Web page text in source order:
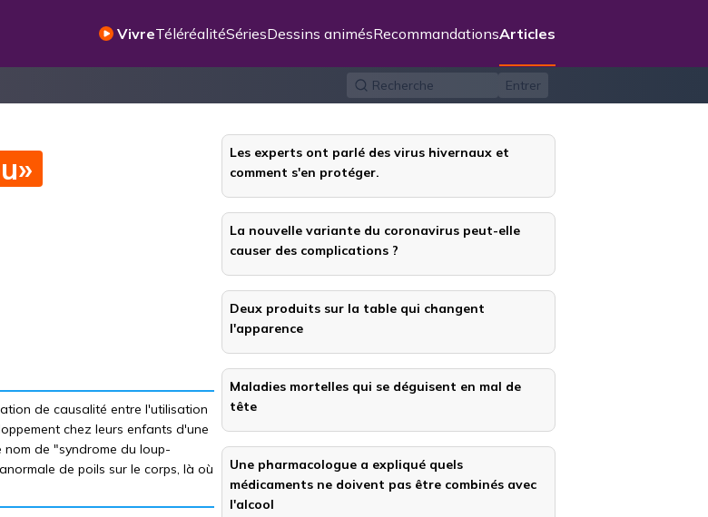
VivreTéléréalitéSériesDessins animésRecommandationsArticles
Recherche Entrer
Les experts ont parlé des virus hivernaux et
comment s'en protéger.
La nouvelle variante du coronavirus peut-elle
causer des complications ?
Deux produits sur la table qui changent
l'apparence
Maladies mortelles qui se déguisent en mal de
tête
Une pharmacologue a expliqué quels
médicaments ne doivent pas être combinés avec
l'alcool
de causalité entre l'utilisation
chez leurs enfants d'une
nom de "syndrome du loup-
de poils sur le corps, là où